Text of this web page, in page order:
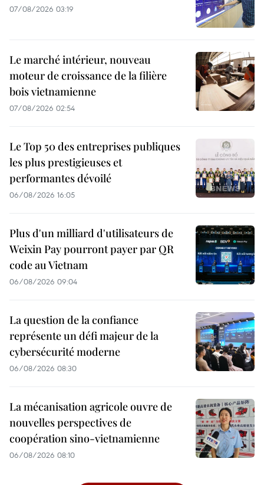
07/08/2026 03:19
Le marché intérieur, nouveau
moteur de croissance de la filière
bois vietnamienne
07/08/2026 02:54
Le Top 50 des entreprises publiques
les plus prestigieuses et
performantes dévoilé
06/08/2026 16:05
Plus d'un milliard d'utilisateurs de
Weixin Pay pourront payer par QR
code au Vietnam
06/08/2026 09:04
La question de la confiance
représente un défi majeur de la
cybersécurité moderne
06/08/2026 08:30
La mécanisation agricole ouvre de
nouvelles perspectives de
coopération sino-vietnamienne
06/08/2026 08:10